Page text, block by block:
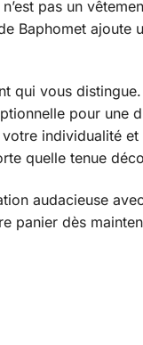
pas un
Baphomet
qui vous distingue.
pour une
individualité
quelle tenue
audacieuse
panier dès